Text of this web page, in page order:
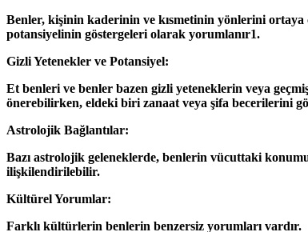
Benler, kişinin kaderinin ve kısmetinin yönlerini
potansiyelinin göstergeleri olarak yorumlanır1.
Gizli Yetenekler ve Potansiyel:
Et benleri ve benler bazen gizli yeteneklerin veya
önerebilirken, eldeki biri zanaat veya şifa becerilerini
Astrolojik Bağlantılar:
Bazı astrolojik geleneklerde, benlerin vücuttaki
ilişkilendirilebilir.
Kültürel Yorumlar:
Farklı kültürlerin benlerin benzersiz yorumları vardır.